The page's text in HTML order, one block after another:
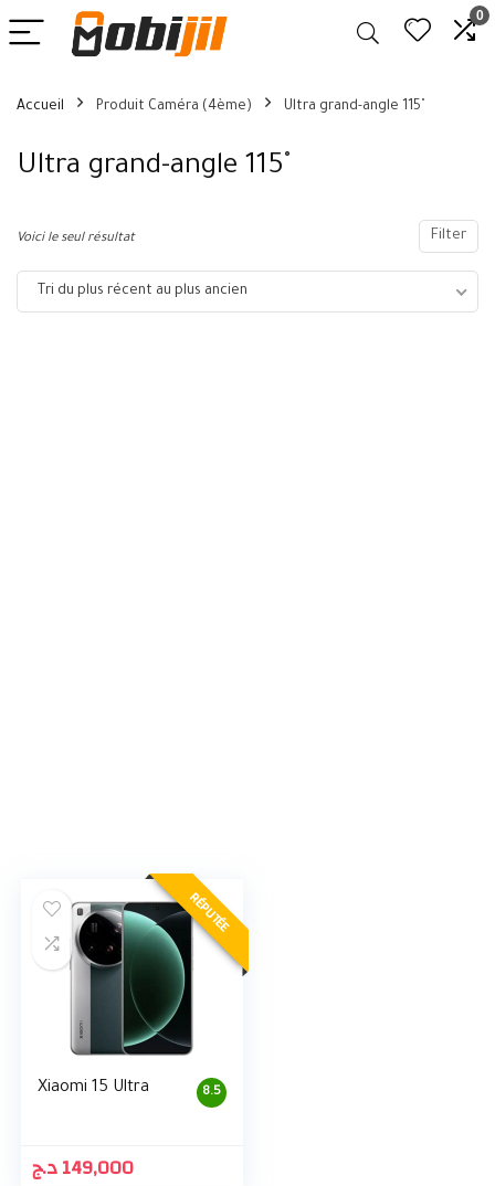
0
Accueil Produit Caméra (4ème) Ultra grand-angle 115˚
Ultra grand-angle 115˚
Filter
Voici le seul résultat
Tri du plus récent au plus ancien
RÉPUTÉE
8.5
Xiaomi 15 Ultra
149,000د.ج